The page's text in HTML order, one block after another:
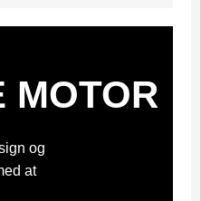
MOTOR
og
at